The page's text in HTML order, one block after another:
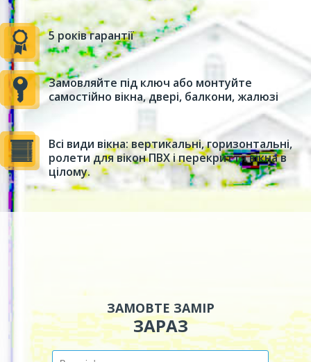
5 років гарантії
Замовляйте під ключ або монтуйте
самостійно вікна, двері, балкони, жалюзі
Всі види вікна: вертикальні, горизонтальні,
ролети для вікон ПВХ і перекриття вікна в
цілому.
ЗАМОВТЕ ЗАМІР
ЗАРАЗ